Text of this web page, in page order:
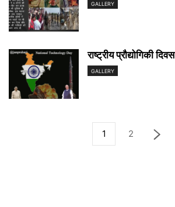
GALLERY
राष्ट्रीय प्रौद्योगिकी दिवस
GALLERY
1 2